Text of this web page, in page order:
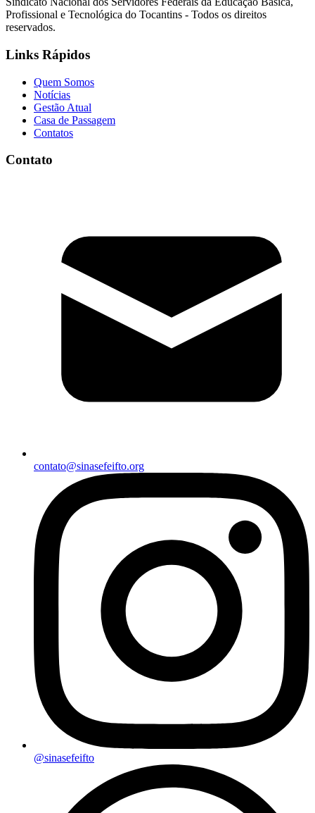
Profissional e Tecnológica do Tocantins - Todos os direitos
reservados.
Links Rápidos
Quem Somos
Notícias
Gestão Atual
Casa de Passagem
Contatos
Contato
contato@sinasefeifto.org
@sinasefeifto